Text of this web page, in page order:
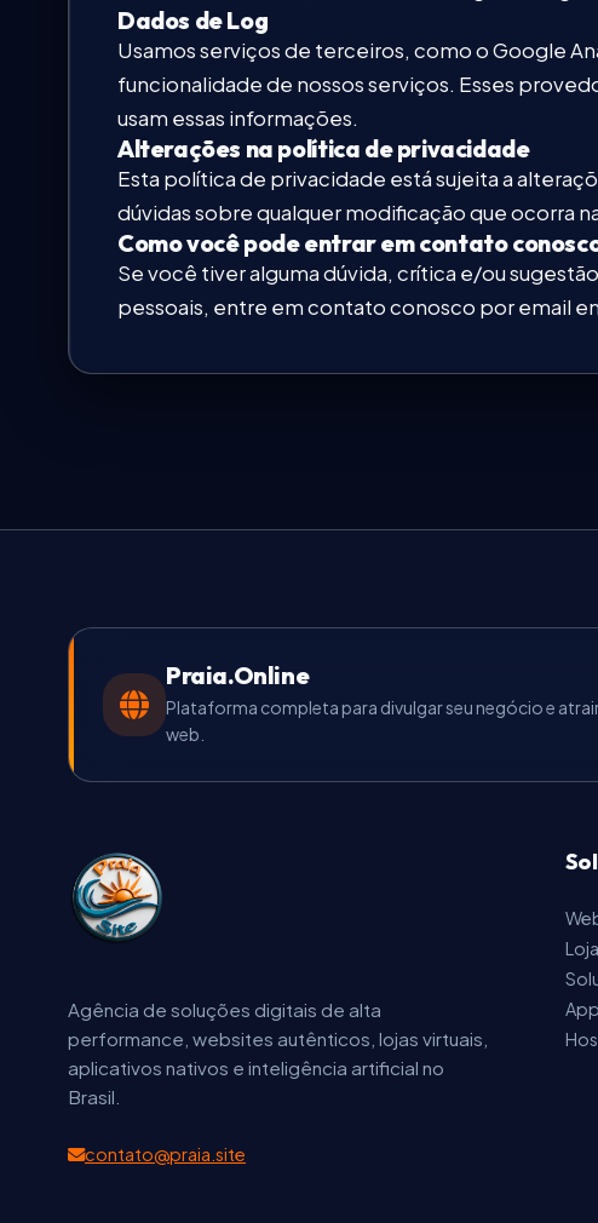
Dados de Log
Usamos serviços de terceiros, como o Google
funcionalidade de nossos serviços. Esses
usam essas informações.
Alterações na política de privacidade
Esta política de privacidade está sujeita a
dúvidas sobre qualquer modificação que ocorra
Como você pode entrar em contato
Se você tiver alguma dúvida, crítica e/ou
pessoais, entre em contato conosco por email
Praia.Online
Plataforma completa para divulgar seu negócio e
web.
Agência de soluções digitais de alta
performance, websites autênticos, lojas virtuais,
aplicativos nativos e inteligência artificial no
Brasil.
contato@praia.site